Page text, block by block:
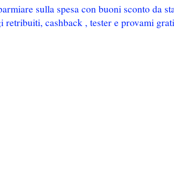
sulla spesa con buoni sconto da
cashback , tester e provami